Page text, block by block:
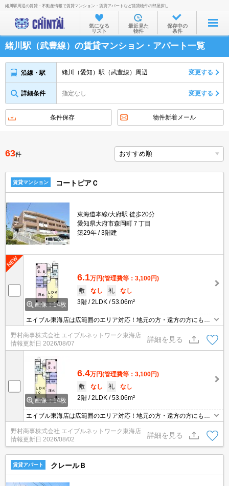
お部屋を探す
沿線・駅から
住所から
家賃相場から
物件特集から
不動産会社から
TOP
緒川駅周辺の賃貸・不動産情報で賃貸マンション・賃貸アパートなど賃貸物件の部屋探し
気になる
リスト
最近見た
物件
保存中の
条件
緒川駅（武豊線）の賃貸マンション・アパート一覧
沿線・駅 緒川（愛知）駅（武豊線）周辺 変更する
詳細条件 指定なし 変更する
条件保存 物件新着メール
63件
賃貸マンション コートピアＣ
東海道本線/大府駅 徒歩20分
愛知県大府市森岡町７丁目
築29年
3階建
画像：14枚
6.1万円(管理費等：3,100円)
敷
なし 礼
なし
3階
2LDK 53.06m²
エイブル東海店は広範囲のエリア対応！地元の方・遠方の方にも公
平な視点で提案♪見るだけ・オンライン可！
野村商事株式会社 エイブルネットワーク東海店
情報更新日 2026/08/07
詳細を見る
画像：14枚
6.4万円(管理費等：3,100円)
敷
なし 礼
なし
2階
2LDK 53.06m²
エイブル東海店は広範囲のエリア対応！地元の方・遠方の方にも公
平な視点で提案♪見るだけ・オンライン可！
野村商事株式会社 エイブルネットワーク東海店
情報更新日 2026/08/02
詳細を見る
賃貸アパート クレールＢ